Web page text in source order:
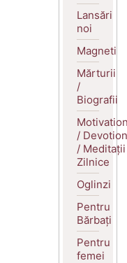
Lansări
noi
Magneti
Mărturii
/
Biografii
/
/ Meditații
Zilnice
Oglinzi
Pentru
Bărbați
Pentru
femei